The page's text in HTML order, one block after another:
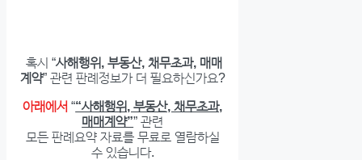
혹시 “사해행위, 부동산, 채무초과, 매매
계약” 관련 판례정보가 더 필요하신가요?
아래에서 ““사해행위, 부동산, 채무초과,
매매계약”” 관련
모든 판례요약 자료를 무료로 열람하실
수 있습니다.